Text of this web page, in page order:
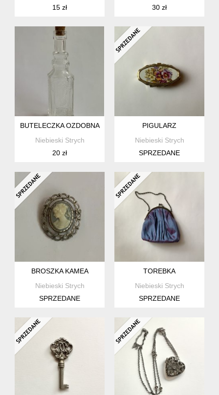
15 zł
30 zł
BUTELECZKA OZDOBNA
Niebieski Strych
20 zł
PIGULARZ
Niebieski Strych
SPRZEDANE
BROSZKA KAMEA
Niebieski Strych
SPRZEDANE
TOREBKA
Niebieski Strych
SPRZEDANE